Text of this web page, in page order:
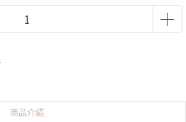
商品介紹